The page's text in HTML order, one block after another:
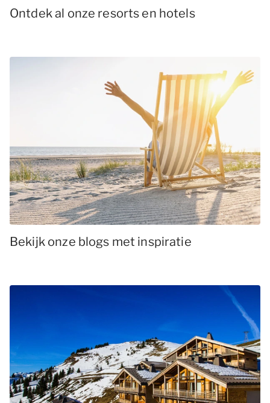
Ontdek al onze resorts en hotels
Bekijk onze blogs met inspiratie